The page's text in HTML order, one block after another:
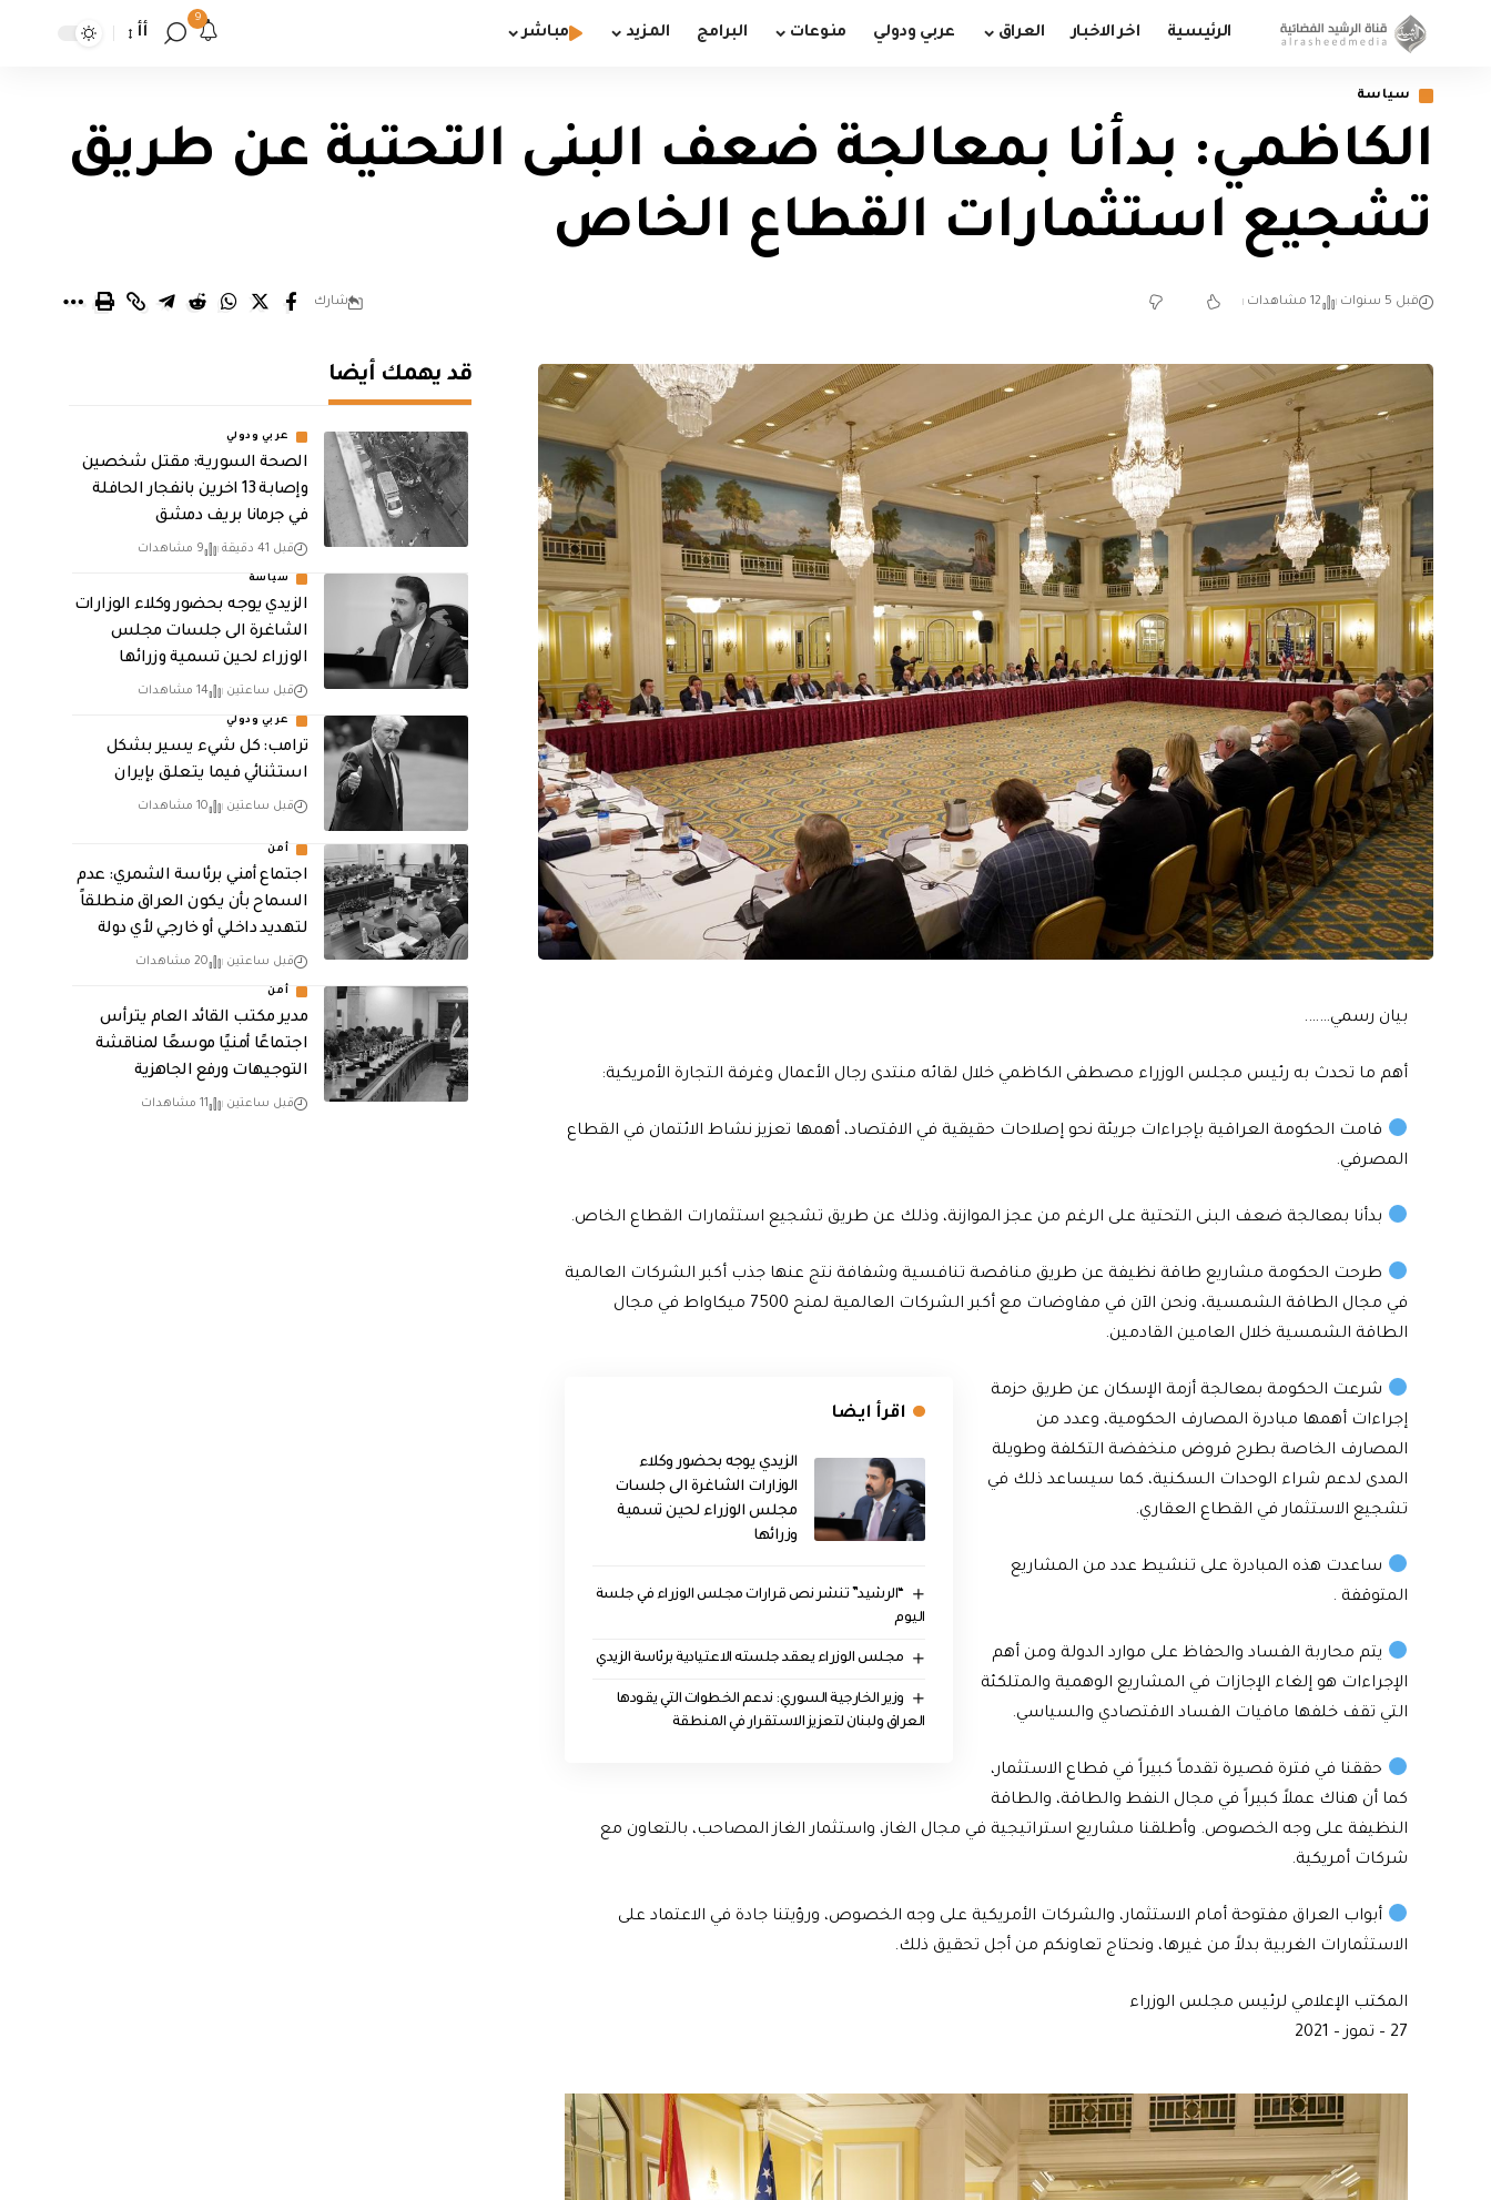
الرئيسية اخر الاخبار العراق عربي ودولي منوعات البرامج المزيد مباشر
9
أأ
سياسة
الكاظمي: بدأنا بمعالجة ضعف البنى التحتية عن طريق
تشجيع استثمارات القطاع الخاص
قبل 5 سنوات 12 مشاهدات شارك
بيان رسمي…….
أهم ما تحدث به رئيس مجلس الوزراء مصطفى الكاظمي خلال لقائه منتدى رجال الأعمال وغرفة التجارة الأمريكية:
قامت الحكومة العراقية بإجراءات جريئة نحو إصلاحات حقيقية في الاقتصاد، أهمها تعزيز نشاط الائتمان في القطاع
المصرفي.
بدأنا بمعالجة ضعف البنى التحتية على الرغم من عجز الموازنة، وذلك عن طريق تشجيع استثمارات القطاع الخاص.
طرحت الحكومة مشاريع طاقة نظيفة عن طريق مناقصة تنافسية وشفافة نتج عنها جذب أكبر الشركات العالمية
في مجال الطاقة الشمسية، ونحن الآن في مفاوضات مع أكبر الشركات العالمية لمنح 7500 ميكاواط في مجال
الطاقة الشمسية خلال العامين القادمين.
اقرأ ايضا
الزيدي يوجه بحضور وكلاء
الوزارات الشاغرة الى جلسات
مجلس الوزراء لحين تسمية
وزرائها
“الرشيد” تنشر نص قرارات مجلس الوزراء في جلسة
اليوم
مجلس الوزراء يعقد جلسته الاعتيادية برئاسة الزيدي
وزير الخارجية السوري: ندعم الخطوات التي يقودها
العراق ولبنان لتعزيز الاستقرار في المنطقة
شرعت الحكومة بمعالجة أزمة الإسكان عن طريق حزمة
إجراءات أهمها مبادرة المصارف الحكومية، وعدد من
المصارف الخاصة بطرح قروض منخفضة التكلفة وطويلة
المدى لدعم شراء الوحدات السكنية، كما سيساعد ذلك في
تشجيع الاستثمار في القطاع العقاري.
ساعدت هذه المبادرة على تنشيط عدد من المشاريع
المتوقفة .
يتم محاربة الفساد والحفاظ على موارد الدولة ومن أهم
الإجراءات هو إلغاء الإجازات في المشاريع الوهمية والمتلكئة
التي تقف خلفها مافيات الفساد الاقتصادي والسياسي.
حققنا في فترة قصيرة تقدماً كبيراً في قطاع الاستثمار،
كما أن هناك عملاً كبيراً في مجال النفط والطاقة، والطاقة
النظيفة على وجه الخصوص. وأطلقنا مشاريع استراتيجية في مجال الغاز، واستثمار الغاز المصاحب، بالتعاون مع
شركات أمريكية.
أبواب العراق مفتوحة أمام الاستثمار، والشركات الأمريكية على وجه الخصوص، ورؤيتنا جادة في الاعتماد على
الاستثمارات الغربية بدلاً من غيرها، ونحتاج تعاونكم من أجل تحقيق ذلك.
المكتب الإعلامي لرئيس مجلس الوزراء
27 – تموز – 2021
قد يهمك أيضا
عربي ودولي
الصحة السورية: مقتل شخصين
وإصابة 13 اخرين بانفجار الحافلة
في جرمانا بريف دمشق
قبل 41 دقيقة 9 مشاهدات
سياسة
الزيدي يوجه بحضور وكلاء الوزارات
الشاغرة الى جلسات مجلس
الوزراء لحين تسمية وزرائها
قبل ساعتين 14 مشاهدات
عربي ودولي
ترامب: كل شيء يسير بشكل
استثنائي فيما يتعلق بإيران
قبل ساعتين 10 مشاهدات
أمن
اجتماع أمني برئاسة الشمري: عدم
السماح بأن يكون العراق منطلقاً
لتهديد داخلي أو خارجي لأي دولة
قبل ساعتين 20 مشاهدات
أمن
مدير مكتب القائد العام يترأس
اجتماعًا أمنيًا موسعًا لمناقشة
التوجيهات ورفع الجاهزية
قبل ساعتين 11 مشاهدات